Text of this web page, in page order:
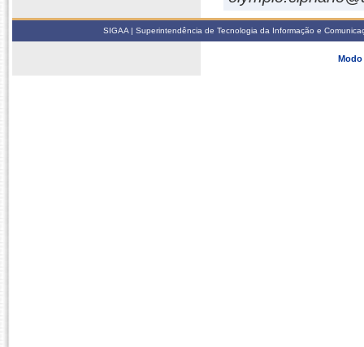
SIGAA | Superintendência de Tecnologia da Informação e
Modo